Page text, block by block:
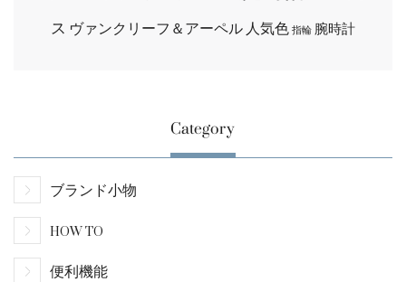
ス ヴァンクリーフ＆アーペル 人気色 指輪 腕時計
Category
ブランド小物
HOW TO
便利機能